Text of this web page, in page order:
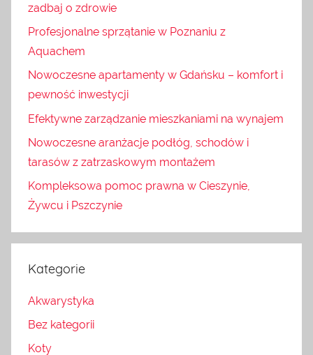
zadbaj o zdrowie
Profesjonalne sprzątanie w Poznaniu z
Aquachem
Nowoczesne apartamenty w Gdańsku – komfort i
pewność inwestycji
Efektywne zarządzanie mieszkaniami na wynajem
Nowoczesne aranżacje podłóg, schodów i
tarasów z zatrzaskowym montażem
Kompleksowa pomoc prawna w Cieszynie,
Żywcu i Pszczynie
Kategorie
Akwarystyka
Bez kategorii
Koty